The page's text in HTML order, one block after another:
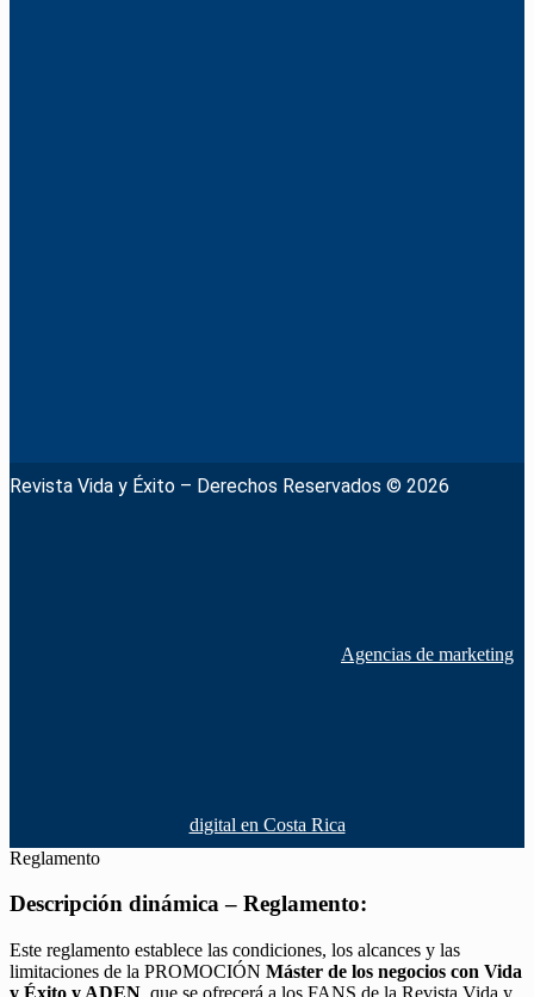
Revista Vida y Éxito – Derechos Reservados © 2026
Agencias de marketing
digital en Costa Rica
Reglamento
Descripción dinámica – Reglamento:
Este reglamento establece las condiciones, los alcances y las
limitaciones de la PROMOCIÓN Máster de los negocios con Vida
y Éxito y ADEN , que se ofrecerá a los FANS de la Revista Vida y